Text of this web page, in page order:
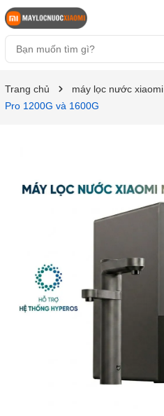
Trang chủ máy lọc nước xiaomi
Pro 1200G và 1600G